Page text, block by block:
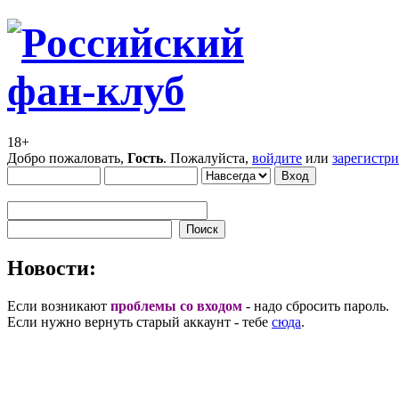
18+
Добро пожаловать, Гость. Пожалуйста, войдите или
Новости:
Если возникают проблемы со входом - надо сбросить пароль.
Если нужно вернуть старый аккаунт - тебе сюда.